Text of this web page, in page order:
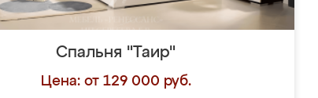
Спальня "Таир"
Цена: от 129 000 руб.